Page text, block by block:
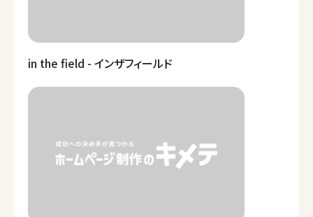
in the field - インザフィールド